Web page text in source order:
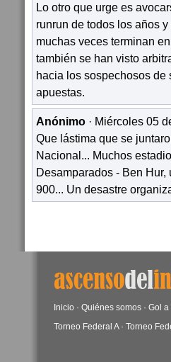
Lo otro que urge es
runrun de todos los años
muchas veces terminan
también se han visto
hacia los sospechosos de
apuestas.
Anónimo · Miércoles 05
Que lástima que se
Nacional... Muchos
Desamparados - Ben
900... Un desastre
Inicio · Quiénes somos · Gol a
Torneo Federal A· Torneo